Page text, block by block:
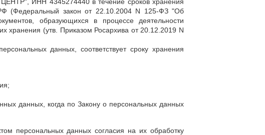
(Федеральный закон от 22.10.2004 N 125-ФЗ "Об
образующихся в процессе деятельности
хранения (утв. Приказом Росархива от 20.12.2019 N
данных, соответствует сроку хранения
данных, когда по Закону о персональных данных
персональных данных согласия на их обработку